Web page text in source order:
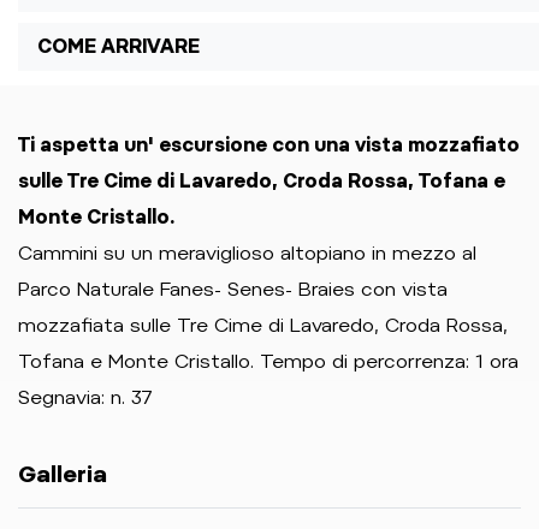
COME ARRIVARE
Ti aspetta un' escursione con una vista mozzafiato
sulle Tre Cime di Lavaredo, Croda Rossa, Tofana e
Monte Cristallo.
Cammini su un meraviglioso altopiano in mezzo al
Parco Naturale Fanes- Senes- Braies con vista
mozzafiata sulle Tre Cime di Lavaredo, Croda Rossa,
Tofana e Monte Cristallo. Tempo di percorrenza: 1 ora
Segnavia: n. 37
Galleria